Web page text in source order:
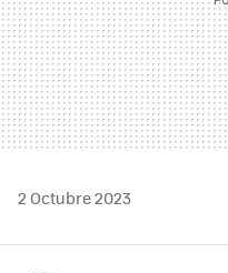
2 Octubre 2023